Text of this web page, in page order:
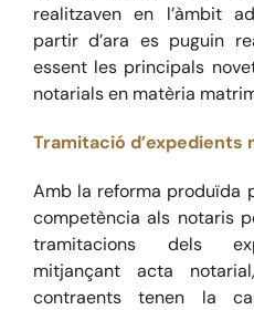
Dret Immobiliari
Blog
Contacte
realitzaven en l’àmbit
partir d’ara es puguin
essent les principals
notarials en matèria
Tramitació d’expedients
Amb la reforma produïda
competència als notaris
tramitacions dels
mitjançant acta notarial,
contraents tenen la